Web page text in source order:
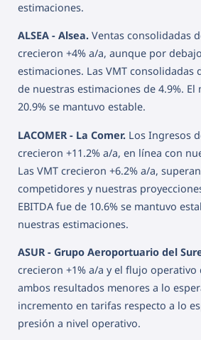
estimaciones.
ALSEA - Alsea. Ventas consolidadas
crecieron +4% a/a, aunque por
estimaciones. Las VMT consolidadas
de nuestras estimaciones de 4.9%. El
20.9% se mantuvo estable.
LACOMER - La Comer. Los Ingresos
crecieron +11.2% a/a, en línea con
Las VMT crecieron +6.2% a/a,
competidores y nuestras
EBITDA fue de 10.6% se mantuvo
nuestras estimaciones.
ASUR - Grupo Aeroportuario del
crecieron +1% a/a y el flujo operativo
ambos resultados menores a lo
incremento en tarifas respecto a lo
presión a nivel operativo.